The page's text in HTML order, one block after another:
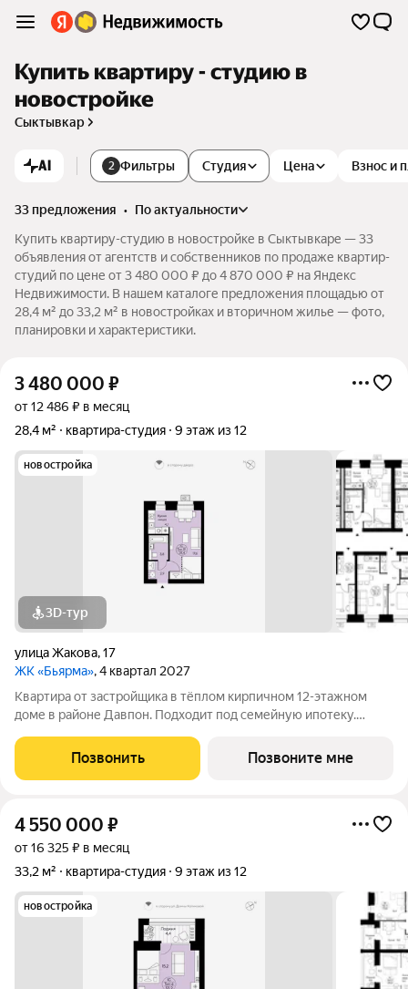
Купить квартиру - студию в
новостройке
Сыктывкар
AI 2 Фильтры Цена Взнос и
Студия
33 предложения •
по актуальности
Купить квартиру-студию в новостройке в Сыктывкаре — 33
объявления от агентств и собственников по продаже квартир-
студий по цене от 3 480 000 ₽ до 4 870 000 ₽ на Яндекс
Недвижимости. В нашем каталоге предложения площадью от
28,4 м² до 33,2 м² в новостройках и вторичном жилье — фото,
планировки и характеристики.
3 480 000 ₽
от 12 486 ₽ в месяц
28,4 м²
квартира-студия 9 этаж из 12
новостройка
3D-тур
улица Жакова,17
ЖК «Бьярма», 4 квартал 2027
Квартира от застройщика в тёплом кирпичном 12-этажном
доме в районе Давпон. Подходит под семейную ипотеку.
безопасности. Студия свободной планировки. Два окна с
низкими подоконниками.
Позвонить Позвоните мне
4 550 000 ₽
от 16 325 ₽ в месяц
33,2 м²
квартира-студия 9 этаж из 12
новостройка